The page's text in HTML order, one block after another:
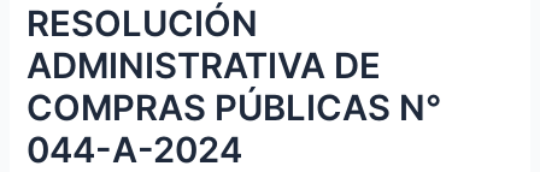
RESOLUCIÓN
ADMINISTRATIVA DE
COMPRAS PÚBLICAS N°
044-A-2024